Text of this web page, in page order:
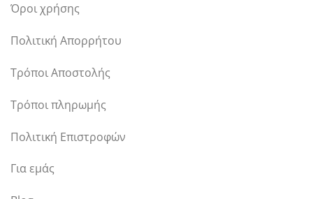
Όροι χρήσης
Πολιτική Απορρήτου
Τρόποι Αποστολής
Τρόποι πληρωμής
Πολιτική Επιστροφών
Για εμάς